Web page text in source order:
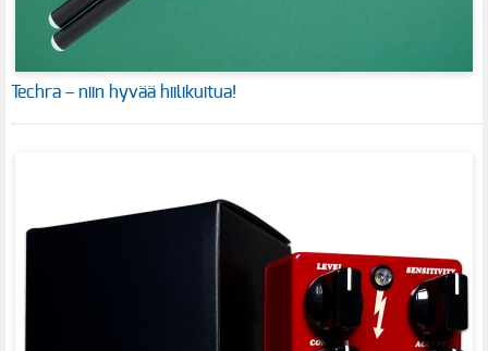
Techra – niin hyvää hiilikuitua!